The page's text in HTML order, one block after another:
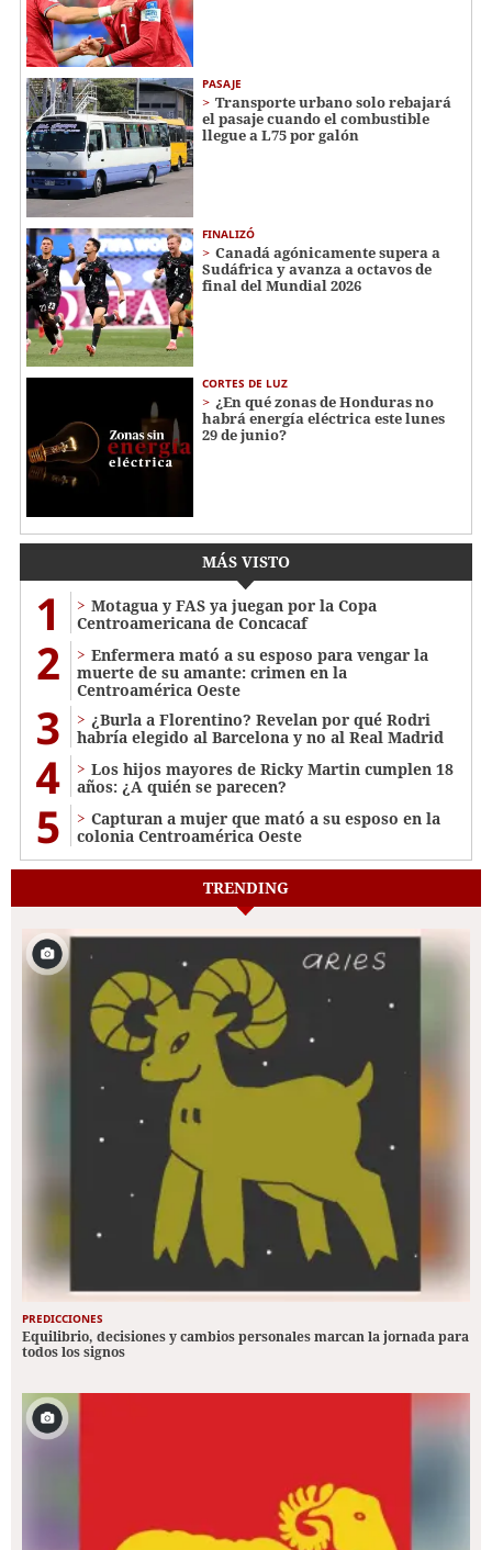
PASAJE
Transporte urbano solo rebajará
el pasaje cuando el combustible
llegue a L75 por galón
FINALIZÓ
Canadá agónicamente supera a
Sudáfrica y avanza a octavos de
final del Mundial 2026
CORTES DE LUZ
¿En qué zonas de Honduras no
habrá energía eléctrica este lunes
29 de junio?
MÁS VISTO
1
Motagua y FAS ya juegan por la Copa
Centroamericana de Concacaf
2
Enfermera mató a su esposo para vengar la
muerte de su amante: crimen en la
Centroamérica Oeste
3
¿Burla a Florentino? Revelan por qué Rodri
habría elegido al Barcelona y no al Real Madrid
4
Los hijos mayores de Ricky Martin cumplen 18
años: ¿A quién se parecen?
5
Capturan a mujer que mató a su esposo en la
colonia Centroamérica Oeste
TRENDING
PREDICCIONES
Equilibrio, decisiones y cambios personales marcan la jornada para
todos los signos